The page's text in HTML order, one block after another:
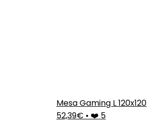
Mesa Gaming L 120x120
52,39€ • ❤️ 5